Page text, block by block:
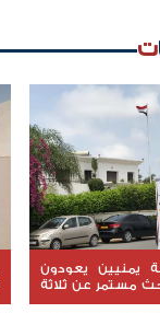
يمنيين يعودون
مستمر عن ثلاثة